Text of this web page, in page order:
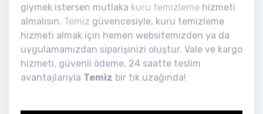
giymek istersen mutlaka kuru temizleme hizmeti
almalısın. Temiz güvencesiyle, kuru temizleme
hizmeti almak için hemen websitemizden ya da
uygulamamızdan siparişinizi oluştur. Vale ve kargo
hizmeti, güvenli ödeme, 24 saatte teslim
avantajlarıyla Temiz bir tık uzağında!